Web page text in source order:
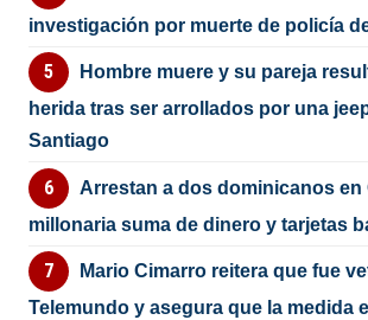
investigación por muerte de policía
Hombre muere y su pareja
herida tras ser arrollados por una
Santiago
Arrestan a dos dominicanos en
millonaria suma de dinero y tarjetas
Mario Cimarro reitera que fue
Telemundo y asegura que la medida